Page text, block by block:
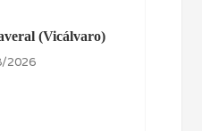
(Vicálvaro)
2026